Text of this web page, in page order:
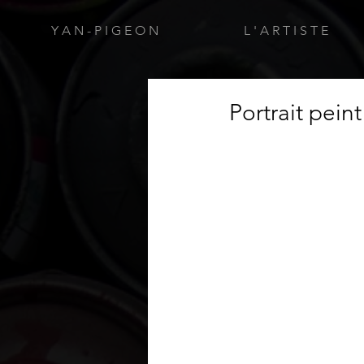
Y A N - P I G E O N L ' A R T I S T E
Portrait